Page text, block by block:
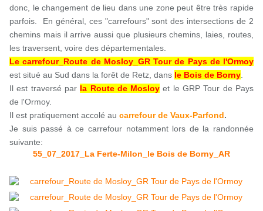
donc, le changement de lieu dans une zone peut être très rapide
parfois. En général, ces "carrefours" sont des intersections de 2
chemins mais il arrive aussi que plusieurs chemins, laies, routes,
les traversent, voire des départementales.
Le carrefour_Route de Mosloy_GR Tour de Pays de l'Ormoy
est situé au Sud dans la forêt de Retz, dans le Bois de Borny
Il est traversé par la Route de Mosloy et le GRP Tour de Pays
de l'Ormoy.
Il est pratiquement accolé au carrefour de Vaux-Parfond.
Je suis passé à ce carrefour notamment lors de la randonnée
suivante:
55_07_2017_La Ferte-Milon_le Bois de Borny_AR